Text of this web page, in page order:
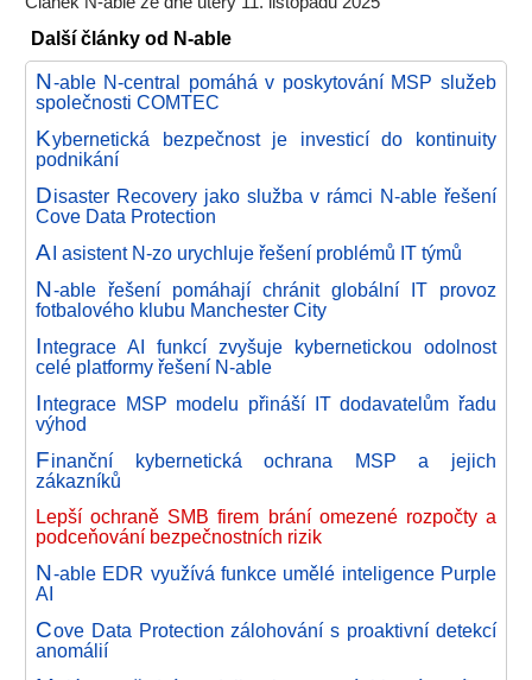
Další články od N-able
N-able N-central pomáhá v poskytování MSP služeb
společnosti COMTEC
Kybernetická bezpečnost je investicí do kontinuity
podnikání
Disaster Recovery jako služba v rámci N-able řešení
Cove Data Protection
AI asistent N-zo urychluje řešení problémů IT týmů
N-able řešení pomáhají chránit globální IT provoz
fotbalového klubu Manchester City
Integrace AI funkcí zvyšuje kybernetickou odolnost
celé platformy řešení N-able
Integrace MSP modelu přináší IT dodavatelům řadu
výhod
Finanční kybernetická ochrana MSP a jejich
zákazníků
Lepší ochraně SMB firem brání omezené rozpočty a
podceňování bezpečnostních rizik
N-able EDR využívá funkce umělé inteligence Purple
AI
Cove Data Protection zálohování s proaktivní detekcí
anomálií